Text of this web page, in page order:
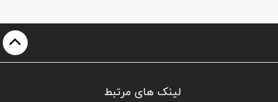
لینک های مرتبط